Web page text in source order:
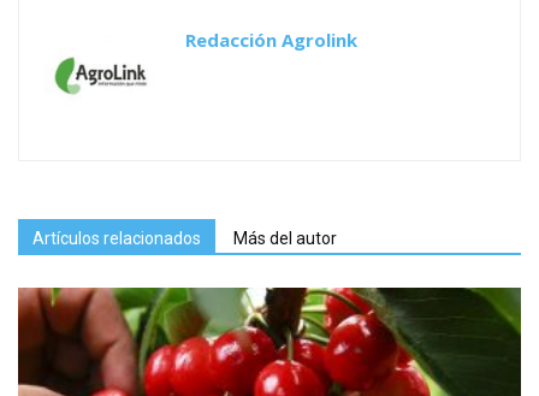
Redacción Agrolink
Artículos relacionados Más del autor